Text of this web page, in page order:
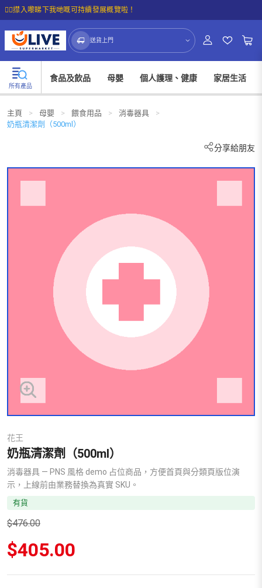
☝🏼㩒入嚟睇下我哋嘅可持續發展概覽啦！
送貨上門
所有產品
食品及飲品 母嬰 個人護理、健康 家居生活
主頁 > 母嬰 > 餵食用品 > 消毒器具
>
奶瓶清潔劑（500ml）
分享給朋友
花王
奶瓶清潔劑（500ml）
消毒器具 — PNS 風格 demo 占位商品，方便首頁與分類頁版位演
示，上線前由業務替換為真實 SKU。
有貨
$476.00
原
始
$405.00